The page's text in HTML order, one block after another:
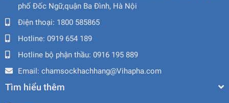
phố Đốc Ngữ,quận Ba Đình, Hà Nội
Điện thoại: 1800 585865
Hotline: 0919 654 189
Hotline bộ phận thầu: 0916 195 889
Email: chamsockhachhang@Vihapha.com
Tìm hiểu thêm